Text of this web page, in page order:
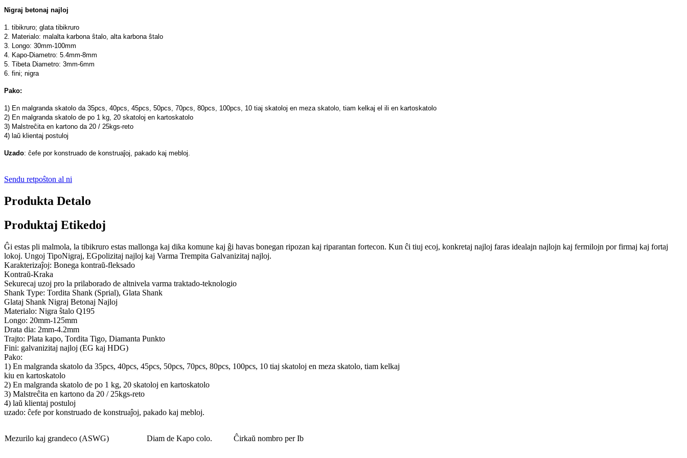
Nigraj betonaj najloj
1. tibikruro; glata tibikruro
2. Materialo: malalta karbona ŝtalo, alta karbona ŝtalo
3. Longo: 30mm-100mm
4. Kapo-Diametro: 5.4mm-8mm
5. Tibeta Diametro: 3mm-6mm
6. fini; nigra
Pako:
1) En malgranda skatolo da 35pcs, 40pcs, 45pcs, 50pcs, 70pcs, 80pcs, 100pcs, 10 tiaj skatoloj en meza skatolo, tiam kelkaj el ili en kartoskatolo
2) En malgranda skatolo de po 1 kg, 20 skatoloj en kartoskatolo
3) Malstreĉita en kartono da 20 / 25kgs-reto
4) laŭ klientaj postuloj
Uzado: ĉefe por konstruado de konstruaĵoj, pakado kaj mebloj.
Sendu retpoŝton al ni
Produkta Detalo
Produktaj Etikedoj
Ĝi estas pli malmola, la tibikruro estas mallonga kaj dika komune kaj ĝi havas bonegan ripozan kaj riparantan fortecon. Kun ĉi tiuj ecoj, konkretaj najloj faras idealajn najlojn kaj fermilojn por firmaj kaj fortaj
lokoj. Ungoj TipoNigraj, EGpolizitaj najloj kaj Varma Trempita Galvanizitaj najloj.
Karakterizaĵoj: Bonega kontraŭ-fleksado
Kontraŭ-Kraka
Sekurecaj uzoj pro la prilaborado de altnivela varma traktado-teknologio
Shank Type: Tordita Shank (Sprial), Glata Shank
Glataj Shank Nigraj Betonaj Najloj
Materialo: Nigra ŝtalo Q195
Longo: 20mm-125mm
Drata dia: 2mm-4.2mm
Trajto: Plata kapo, Tordita Tigo, Diamanta Punkto
Fini: galvanizitaj najloj (EG kaj HDG)
Pako:
1) En malgranda skatolo da 35pcs, 40pcs, 45pcs, 50pcs, 70pcs, 80pcs, 100pcs, 10 tiaj skatoloj en meza skatolo, tiam kelkaj
kiu en kartoskatolo
2) En malgranda skatolo de po 1 kg, 20 skatoloj en kartoskatolo
3) Malstreĉita en kartono da 20 / 25kgs-reto
4) laŭ klientaj postuloj
uzado: ĉefe por konstruado de konstruaĵoj, pakado kaj mebloj.
Mezurilo kaj grandeco (ASWG) Diam de Kapo colo. Ĉirkaŭ nombro per Ib